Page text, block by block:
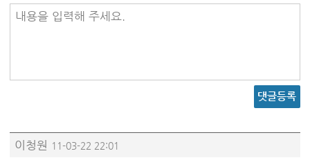
내용을 입력해 주세요.
댓글등록
이청원 11-03-22 22:01